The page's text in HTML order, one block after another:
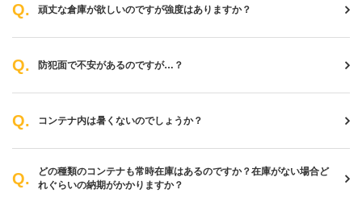
頑丈な倉庫が欲しいのですが強度はありますか？
防犯面で不安があるのですが…？
コンテナ内は暑くないのでしょうか？
どの種類のコンテナも常時在庫はあるのですか？在庫がない場合ど
れぐらいの納期がかかりますか？